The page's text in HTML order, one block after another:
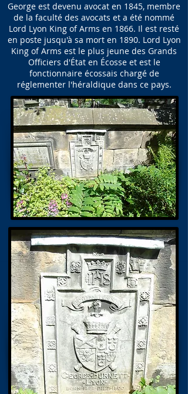
George est devenu avocat en 1845, membre
de la faculté des avocats et a été nommé
Lord Lyon King of Arms en 1866. Il est resté
en poste jusqu'à sa mort en 1890. Lord Lyon
King of Arms est le plus jeune des Grands
Officiers d'État en Écosse et est le
fonctionnaire écossais chargé de
réglementer l'héraldique dans ce pays.